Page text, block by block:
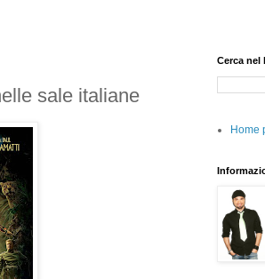
sale italiane
Cerca nel
Home